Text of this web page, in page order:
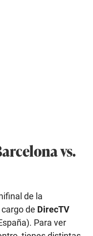
vs.
de la
de DirecTV
Para ver